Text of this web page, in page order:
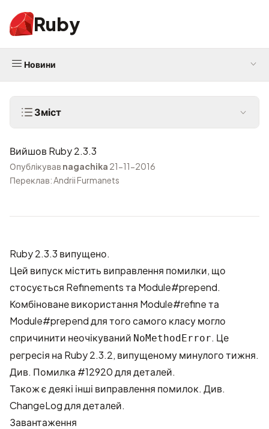
Ruby
Новини
Зміст
Вийшов Ruby 2.3.3
Опублікував nagachika 21-11-2016
Переклав: Andrii Furmanets
Ruby 2.3.3 випущено.
Цей випуск містить виправлення помилки, що
стосується Refinements та Module#prepend.
Комбіноване використання Module#refine та
Module#prepend для того самого класу могло
спричинити неочікуваний NoMethodError. Це
регресія на Ruby 2.3.2, випущеному минулого тижня.
Див. Помилка #12920для деталей.
Також є деякі інші виправлення помилок. Див.
ChangeLogдля деталей.
Завантаження